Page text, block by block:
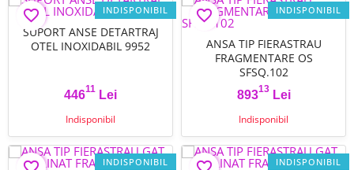
INDISPONIBIL
SUPORT ANSE DETARTRAJ
OTEL INOXIDABIL 9952
Pret
44611 Lei
Indisponibil
favorite_border INDISPONIBIL
ANSA TIP FIERASTRAU
FRAGMENTARE OS
SFSQ.102
Pret
89313Lei
Indisponibil
favorite_border
INDISPONIBIL INDISPONIBIL